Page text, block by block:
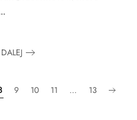
9 10 11 … 13